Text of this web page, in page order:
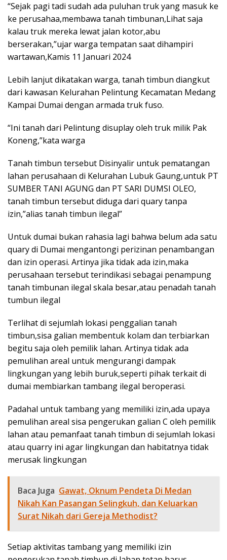
“Sejak pagi tadi sudah ada puluhan truk yang masuk ke
ke perusahaa,membawa tanah timbunan,Lihat saja
kalau truk mereka lewat jalan kotor,abu
berserakan,”ujar warga tempatan saat dihampiri
wartawan,Kamis 11 Januari 2024
Lebih lanjut dikatakan warga, tanah timbun diangkut
dari kawasan Kelurahan Pelintung Kecamatan Medang
Kampai Dumai dengan armada truk fuso.
“Ini tanah dari Pelintung disuplay oleh truk milik Pak
Koneng,”kata warga
Tanah timbun tersebut Disinyalir untuk pematangan
lahan perusahaan di Kelurahan Lubuk Gaung,untuk PT
SUMBER TANI AGUNG dan PT SARI DUMSI OLEO,
tanah timbun tersebut diduga dari quary tanpa
izin,”alias tanah timbun ilegal”
Untuk dumai bukan rahasia lagi bahwa belum ada satu
quary di Dumai mengantongi perizinan penambangan
dan izin operasi. Artinya jika tidak ada izin,maka
perusahaan tersebut terindikasi sebagai penampung
tanah timbunan ilegal skala besar,atau penadah tanah
tumbun ilegal
Terlihat di sejumlah lokasi penggalian tanah
timbun,sisa galian membentuk kolam dan terbiarkan
begitu saja oleh pemilik lahan. Artinya tidak ada
pemulihan areal untuk mengurangi dampak
lingkungan yang lebih buruk,seperti pihak terkait di
dumai membiarkan tambang ilegal beroperasi.
Padahal untuk tambang yang memiliki izin,ada upaya
pemulihan areal sisa pengerukan galian C oleh pemilik
lahan atau pemanfaat tanah timbun di sejumlah lokasi
atau quarry ini agar lingkungan dan habitatnya tidak
merusak lingkungan
Baca Juga Gawat, Oknum Pendeta Di Medan
Nikah Kan Pasangan Selingkuh, dan Keluarkan
Surat Nikah dari Gereja Methodist?
Setiap aktivitas tambang yang memiliki izin